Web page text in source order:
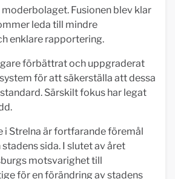
Fusionen blev klar
leda till mindre
enklare rapportering.
förbättrat och uppgraderat
för att säkerställa att dessa
Särskilt fokus har legat
i Strelna är fortfarande föremål
sida. I slutet av året
motsvarighet till
för en förändring av stadens